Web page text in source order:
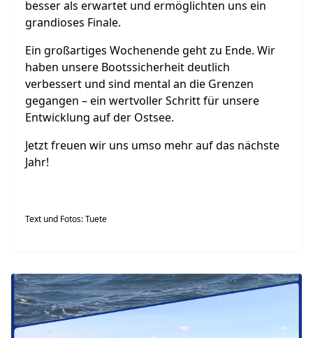
besser als erwartet und ermöglichten uns ein
grandioses Finale.
Ein großartiges Wochenende geht zu Ende. Wir
haben unsere Bootssicherheit deutlich
verbessert und sind mental an die Grenzen
gegangen – ein wertvoller Schritt für unsere
Entwicklung auf der Ostsee.
Jetzt freuen wir uns umso mehr auf das nächste
Jahr!
Text und Fotos: Tuete